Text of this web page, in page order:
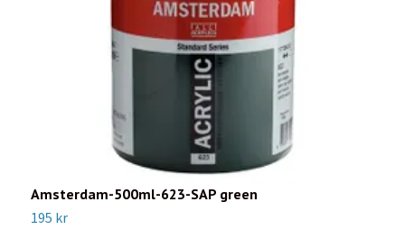
Amsterdam-500ml-623-SAP green
195 kr